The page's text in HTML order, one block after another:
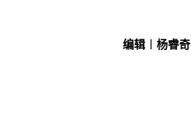
编辑︱杨睿奇